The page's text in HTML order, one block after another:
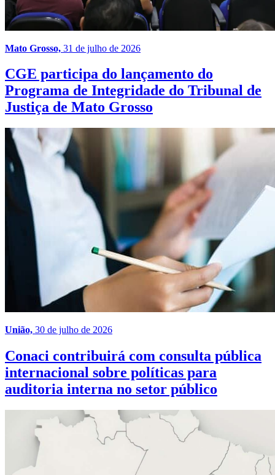
Mato Grosso, 31 de julho de 2026
CGE participa do lançamento do
Programa de Integridade do Tribunal de
Justiça de Mato Grosso
União, 30 de julho de 2026
Conaci contribuirá com consulta pública
internacional sobre políticas para
auditoria interna no setor público